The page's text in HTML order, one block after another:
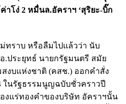
โง่ 2 หมื่นล.อัคราฯ ‘สุริยะ-บิ๊ก
ทราบ หรือลืมไปแล้วว่า นับ
.ประยุทธ์ นายกรัฐมนตรี สมัย
งบแห่งชาติ (คสช.) ออกคำสั่ง
ในรัฐธรรมนูญฉบับชั่วคราวปี
องแร่ทองคำของบริษัท อัคราฯนั้น